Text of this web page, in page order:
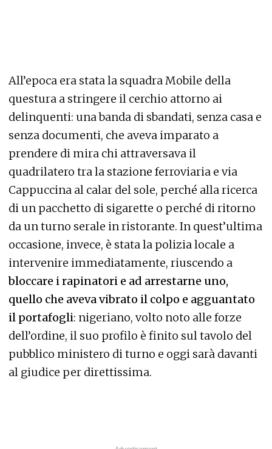
All’epoca era stata la squadra Mobile della
questura a stringere il cerchio attorno ai
delinquenti: una banda di sbandati, senza casa e
senza documenti, che aveva imparato a
prendere di mira chi attraversava il
quadrilatero tra la stazione ferroviaria e via
Cappuccina al calar del sole, perché alla ricerca
di un pacchetto di sigarette o perché di ritorno
da un turno serale in ristorante. In quest’ultima
occasione, invece, è stata la polizia locale a
intervenire immediatamente, riuscendo a
bloccare i rapinatori e ad arrestarne uno,
quello che aveva vibrato il colpo e agguantato
il portafogli: nigeriano, volto noto alle forze
dell’ordine, il suo profilo è finito sul tavolo del
pubblico ministero di turno e oggi sarà davanti
al giudice per direttissima.